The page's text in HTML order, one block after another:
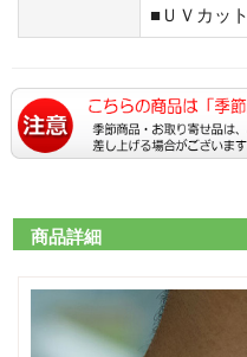
■ＵＶカット
商品詳細